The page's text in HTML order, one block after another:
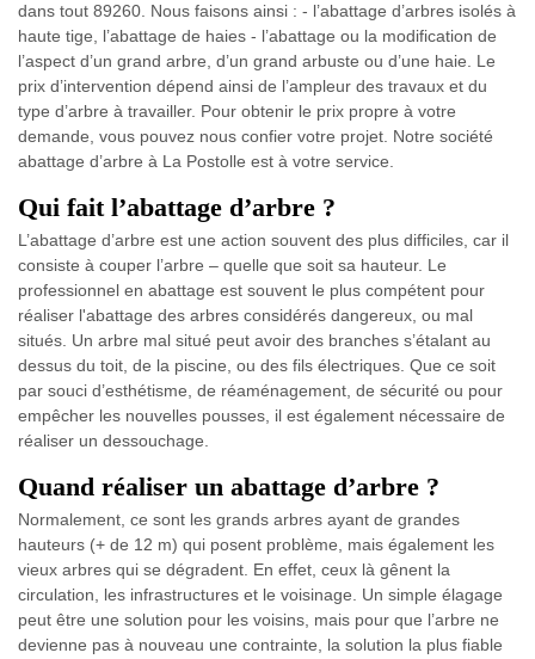
dans tout 89260. Nous faisons ainsi : - l’abattage d’arbres isolés à
haute tige, l’abattage de haies - l’abattage ou la modification de
l’aspect d’un grand arbre, d’un grand arbuste ou d’une haie. Le
prix d’intervention dépend ainsi de l’ampleur des travaux et du
type d’arbre à travailler. Pour obtenir le prix propre à votre
demande, vous pouvez nous confier votre projet. Notre société
abattage d’arbre à La Postolle est à votre service.
Qui fait l’abattage d’arbre ?
L’abattage d’arbre est une action souvent des plus difficiles, car il
consiste à couper l’arbre – quelle que soit sa hauteur. Le
professionnel en abattage est souvent le plus compétent pour
réaliser l'abattage des arbres considérés dangereux, ou mal
situés. Un arbre mal situé peut avoir des branches s’étalant au
dessus du toit, de la piscine, ou des fils électriques. Que ce soit
par souci d’esthétisme, de réaménagement, de sécurité ou pour
empêcher les nouvelles pousses, il est également nécessaire de
réaliser un dessouchage.
Quand réaliser un abattage d’arbre ?
Normalement, ce sont les grands arbres ayant de grandes
hauteurs (+ de 12 m) qui posent problème, mais également les
vieux arbres qui se dégradent. En effet, ceux là gênent la
circulation, les infrastructures et le voisinage. Un simple élagage
peut être une solution pour les voisins, mais pour que l’arbre ne
devienne pas à nouveau une contrainte, la solution la plus fiable